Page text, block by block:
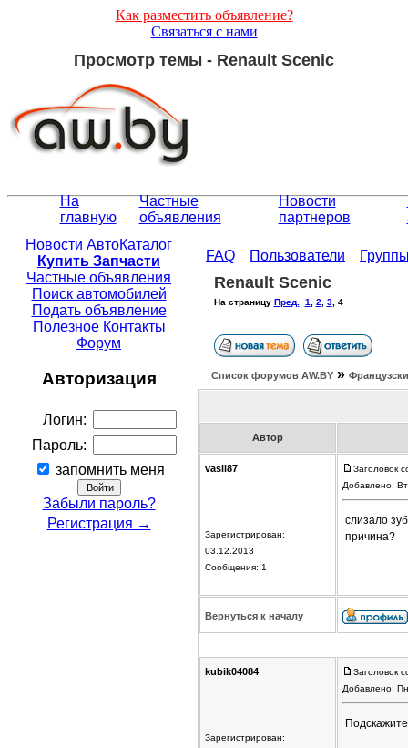
Как разместить объявление?
Связаться с нами
Просмотр темы - Renault Scenic
На
главную
Частные
объявления
Новости
партнеров
Новости АвтоКаталог
Купить Запчасти
Частные объявления
Поиск автомобилей
Подать объявление
Полезное Контакты
Форум
Авторизация
Логин:
Пароль:
запомнить меня
Забыли пароль?
Регистрация →
FAQ Пользователи
Renault Scenic
На страницу Пред. 1 2 3, 4
Список форумов АW.BY »
Автор
vasil87
Зарегистрирован:
03.12.2013
Сообщения: 1
Заголовок
Добавлено:
слизало
причина?
Вернуться к началу
kubik04084
Зарегистрирован:
Заголовок
Добавлено: